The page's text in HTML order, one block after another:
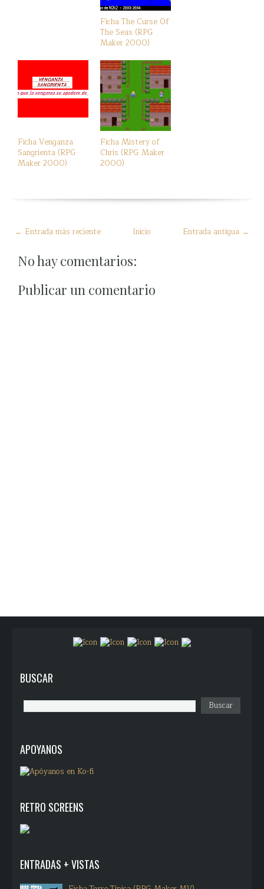
Ficha The Curse Of
The Seas (RPG
Maker 2000)
Ficha Venganza
Sangrienta (RPG
Maker 2000)
Ficha Mistery of
Chris (RPG Maker
2000)
← Entrada más reciente Entrada antigua →
Inicio
No hay comentarios:
Publicar un comentario
BUSCAR
APOYANOS
RETRO SCREENS
ENTRADAS + VISTAS